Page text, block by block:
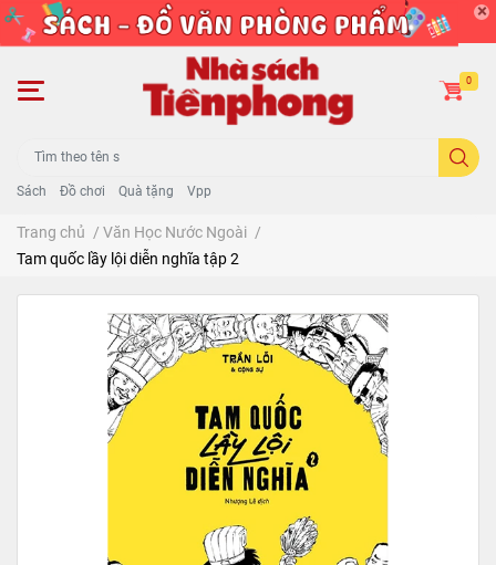
Sách Đồ chơi Quà tặng Vpp
0
Trang chủ / Văn Học Nước Ngoài /
Tam quốc lầy lội diễn nghĩa tập 2